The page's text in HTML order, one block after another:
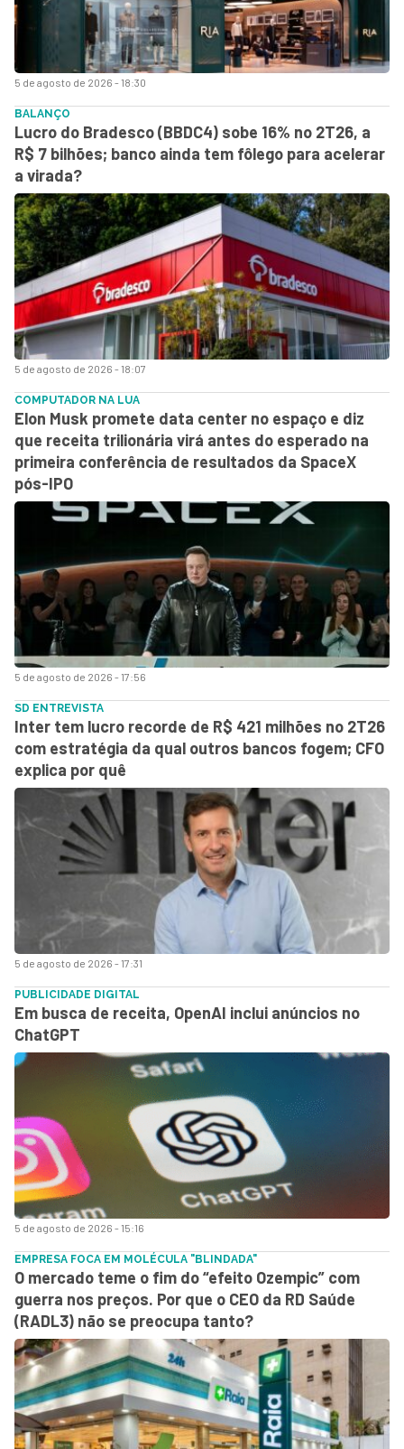
5 de agosto de 2026 - 18:30
5 de agosto de 2026 - 18:07
BALANÇO
Lucro do Bradesco (BBDC4) sobe 16% no 2T26, a
R$ 7 bilhões; banco ainda tem fôlego para acelerar
a virada?
5 de agosto de 2026 - 17:56
COMPUTADOR NA LUA
Elon Musk promete data center no espaço e diz
que receita trilionária virá antes do esperado na
primeira conferência de resultados da SpaceX
pós-IPO
5 de agosto de 2026 - 17:31
SD ENTREVISTA
Inter tem lucro recorde de R$ 421 milhões no 2T26
com estratégia da qual outros bancos fogem; CFO
explica por quê
5 de agosto de 2026 - 15:16
PUBLICIDADE DIGITAL
Em busca de receita, OpenAI inclui anúncios no
ChatGPT
EMPRESA FOCA EM MOLÉCULA "BLINDADA"
O mercado teme o fim do “efeito Ozempic” com
guerra nos preços. Por que o CEO da RD Saúde
(RADL3) não se preocupa tanto?